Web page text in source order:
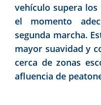
vehículo supera los
el momento
segunda marcha.
mayor suavidad y
cerca de zonas
afluencia de